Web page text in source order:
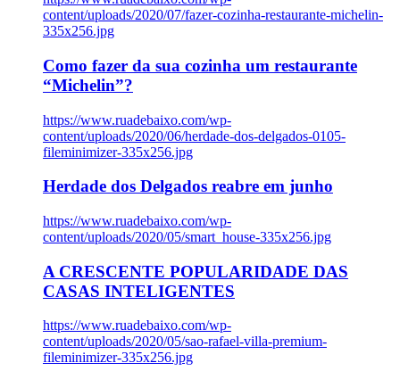
content/uploads/2020/07/fazer-cozinha-restaurante-michelin-
335x256.jpg
Como fazer da sua cozinha um restaurante
“Michelin”?
https://www.ruadebaixo.com/wp-
content/uploads/2020/06/herdade-dos-delgados-0105-
fileminimizer-335x256.jpg
Herdade dos Delgados reabre em junho
https://www.ruadebaixo.com/wp-
content/uploads/2020/05/smart_house-335x256.jpg
A CRESCENTE POPULARIDADE DAS
CASAS INTELIGENTES
https://www.ruadebaixo.com/wp-
content/uploads/2020/05/sao-rafael-villa-premium-
fileminimizer-335x256.jpg